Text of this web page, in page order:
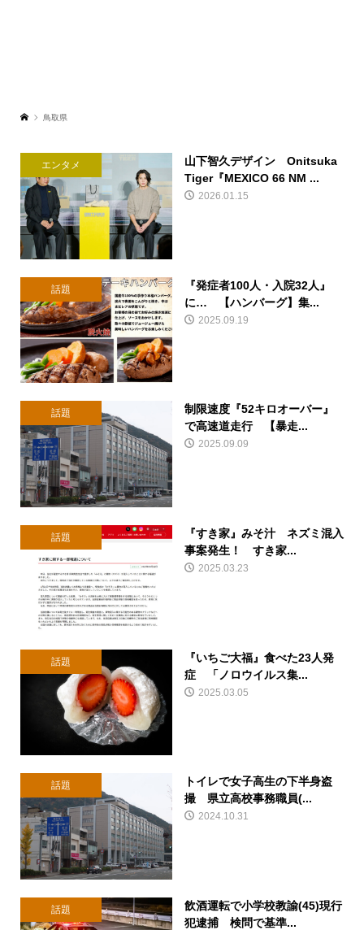
鳥取県
エンタメ
山下智久デザイン Onitsuka
Tiger『MEXICO 66 NM ...
2026.01.15
話題
『発症者100人・入院32人』
に… 【ハンバーグ】集...
2025.09.19
話題
制限速度『52キロオーバー』
で高速道走行 【暴走...
2025.09.09
話題
『すき家』みそ汁 ネズミ混入
事案発生！ すき家...
2025.03.23
話題
『いちご大福』食べた23人発
症 「ノロウイルス集...
2025.03.05
話題
トイレで女子高生の下半身盗
撮 県立高校事務職員(...
2024.10.31
話題
飲酒運転で小学校教諭(45)現行
犯逮捕 検問で基準...